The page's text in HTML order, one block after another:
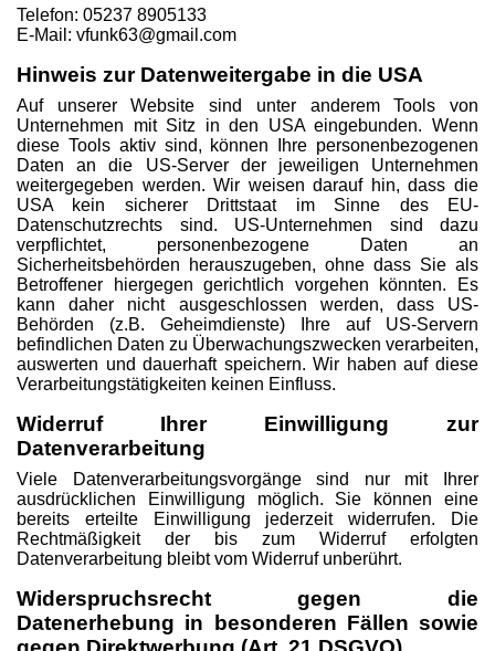
Telefon: 05237 8905133
E-Mail: vfunk63@gmail.com
Hinweis zur Datenweitergabe in die USA
Auf unserer Website sind unter anderem Tools von
Unternehmen mit Sitz in den USA eingebunden. Wenn
diese Tools aktiv sind, können Ihre personenbezogenen
Daten an die US-Server der jeweiligen Unternehmen
weitergegeben werden. Wir weisen darauf hin, dass die
USA kein sicherer Drittstaat im Sinne des EU-
Datenschutzrechts sind. US-Unternehmen sind dazu
verpflichtet, personenbezogene Daten an
Sicherheitsbehörden herauszugeben, ohne dass Sie als
Betroffener hiergegen gerichtlich vorgehen könnten. Es
kann daher nicht ausgeschlossen werden, dass US-
Behörden (z.B. Geheimdienste) Ihre auf US-Servern
befindlichen Daten zu Überwachungszwecken verarbeiten,
auswerten und dauerhaft speichern. Wir haben auf diese
Verarbeitungstätigkeiten keinen Einfluss.
Widerruf Ihrer Einwilligung zur
Datenverarbeitung
Viele Datenverarbeitungsvorgänge sind nur mit Ihrer
ausdrücklichen Einwilligung möglich. Sie können eine
bereits erteilte Einwilligung jederzeit widerrufen. Die
Rechtmäßigkeit der bis zum Widerruf erfolgten
Datenverarbeitung bleibt vom Widerruf unberührt.
Widerspruchsrecht gegen die
Datenerhebung in besonderen Fällen sowie